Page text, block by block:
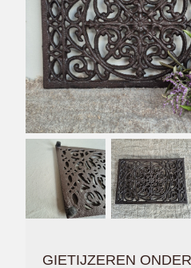
GIETIJZEREN